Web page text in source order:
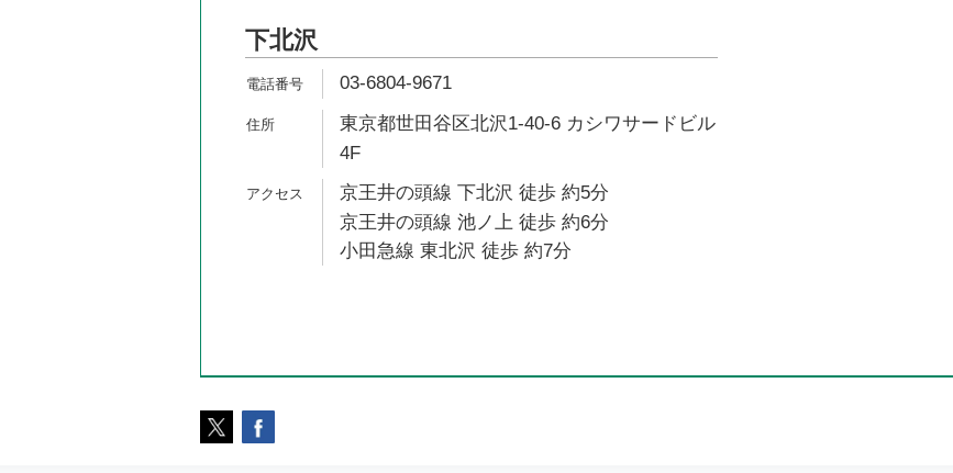
下北沢
03-6804-9671
東京都世田谷区北沢1-40-6 カシワサードビル
4F
京王井の頭線 下北沢 徒歩 約5分
京王井の頭線 池ノ上 徒歩 約6分
小田急線 東北沢 徒歩 約7分